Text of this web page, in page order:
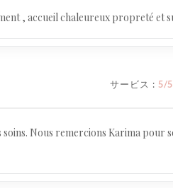
, accueil chaleureux propreté et
サービス : 5/5
Nous remercions Karima pour